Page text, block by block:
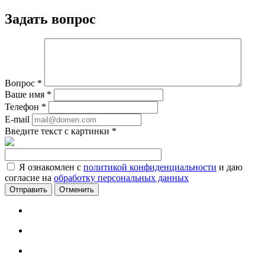
Задать вопрос
Вопрос *
Ваше имя *
Телефон *
E-mail
Введите текст с картинки *
Я ознакомлен с политикой конфиденциальности и даю
согласие на обработку персональных данных
Отменить